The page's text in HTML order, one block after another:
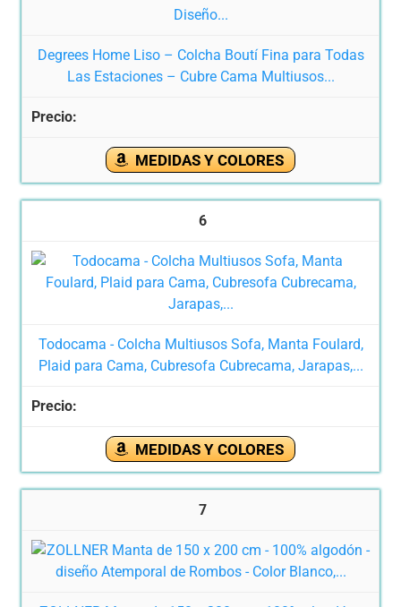
Degrees Home Liso – Colcha Boutí Fina para Todas
Las Estaciones – Cubre Cama Multiusos...
MEDIDAS Y COLORES
6
Todocama - Colcha Multiusos Sofa, Manta Foulard,
Plaid para Cama, Cubresofa Cubrecama, Jarapas,...
MEDIDAS Y COLORES
7